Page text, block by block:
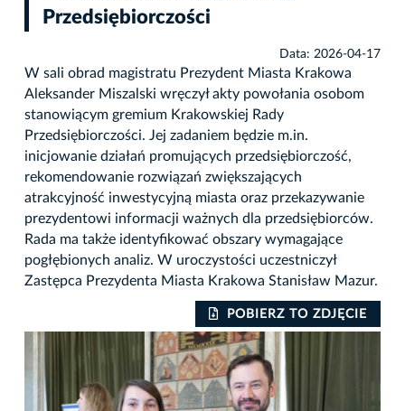
Przedsiębiorczości
Data: 2026-04-17
W sali obrad magistratu Prezydent Miasta Krakowa
Aleksander Miszalski wręczył akty powołania osobom
stanowiącym gremium Krakowskiej Rady
Przedsiębiorczości. Jej zadaniem będzie m.in.
inicjowanie działań promujących przedsiębiorczość,
rekomendowanie rozwiązań zwiększających
atrakcyjność inwestycyjną miasta oraz przekazywanie
prezydentowi informacji ważnych dla przedsiębiorców.
Rada ma także identyfikować obszary wymagające
pogłębionych analiz. W uroczystości uczestniczył
Zastępca Prezydenta Miasta Krakowa Stanisław Mazur.
POBIERZ TO ZDJĘCIE